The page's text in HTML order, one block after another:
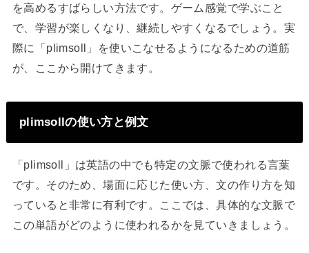
を高めるすばらしい方法です。ゲーム感覚で学ぶこと
で、学習が楽しくなり、継続しやすくなるでしょう。実
際に「plimsoll」を使いこなせるようになるための道筋
が、ここから開けてきます。
plimsollの使い方と例文
「plimsoll」は英語の中でも特定の文脈で使われる言葉
です。そのため、場面に応じた使い方、文の作り方を知
っていると非常に有利です。ここでは、具体的な文脈で
この単語がどのように使われるかを見ていきましょう。